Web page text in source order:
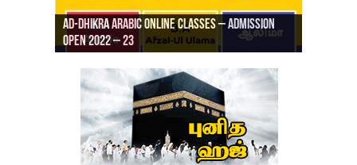
Ad-Dhikra Arabic Online Classes – Admission
Open 2022 – 23
Ad-Dhikra Arabic Online Classes – BA Arabic
AD DHIKRA ARABIC COLLEGE ADMISSION
ரியாத் ஜும்ஆ தமிழாக்கம், Jamia Al Hajiri
Masjid (Kuwait Masjid), Malaz, Riyadh